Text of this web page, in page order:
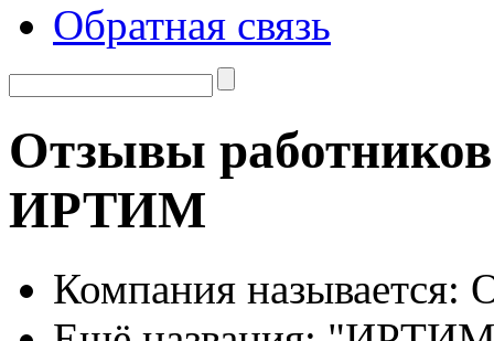
Обратная связь
Отзывы
ИРТИМ
Компания называется: